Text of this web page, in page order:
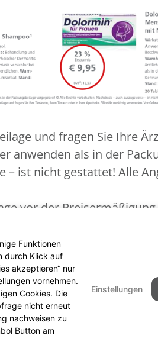
und fragen Sie Ihre
anwenden als in der
ist nicht gestattet! Alle
vor der Preisermäßigung
und fragen Sie Ihre
Produktinformation lesen.
Seitenübersicht
Funktionen
durch Klick auf
akzeptieren“ nur
vornehmen.
Cookies. Die
nicht erneut
nachweisen zu
Button am
Einstellungen